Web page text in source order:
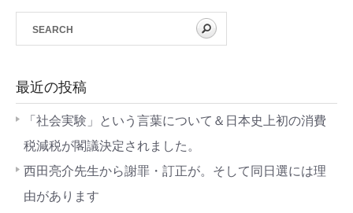
最近の投稿
「社会実験」という言葉について＆日本史上初の消費
税減税が閣議決定されました。
西田亮介先生から謝罪・訂正が。そして同日選には理
由があります